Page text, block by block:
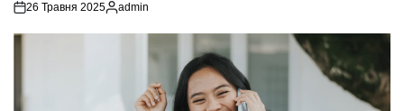
26 Травня 2025
Опубліковано
admin